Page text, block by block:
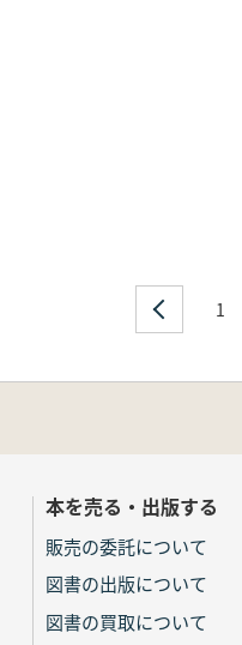
1
本を売る・出版する
販売の委託について
図書の出版について
図書の買取について